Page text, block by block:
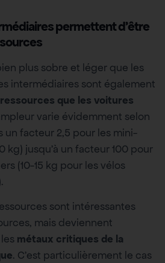
permettent d’être
plus sobre et léger que les
intermédiaires sont également
que les voitures
varie évidemment selon
un facteur 2,5 pour les mini-
kg) jusqu’à un facteur 100 pour
(10-15 kg pour les vélos
sont intéressantes
mais deviennent
métaux critiques de la
. C’est particulièrement le cas